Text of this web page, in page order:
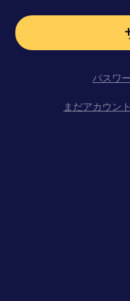
パスワ
まだアカウン